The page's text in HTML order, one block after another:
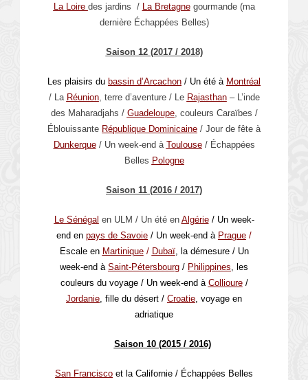
La Loire des jardins / La Bretagnegourmande (ma
dernière Échappées Belles)
Saison 12 (2017 / 2018)
Les plaisirs du bassin d’Arcachon / Un été à Montréal
/ La Réunion, terre d’aventure / Le Rajasthan– L’inde
des Maharadjahs / Guadeloupe, couleurs Caraïbes /
Éblouissante République Dominicaine / Jour de fête à
Dunkerque/ Un week-end à Toulouse/ Échappées
Belles Pologne
Saison 11 (2016 / 2017)
Le Sénégal en ULM / Un été en Algérie/ Un week-
end en pays de Savoie / Un week-end à Prague /
Escale en Martinique/ Dubaï, la démesure / Un
week-end à Saint-Pétersbourg / Philippines , les
couleurs du voyage / Un week-end à Collioure/
Jordanie , fille du désert / Croatie , voyage en
adriatique
Saison 10 (2015 / 2016)
San Francisco et la Californie / Échappées Belles